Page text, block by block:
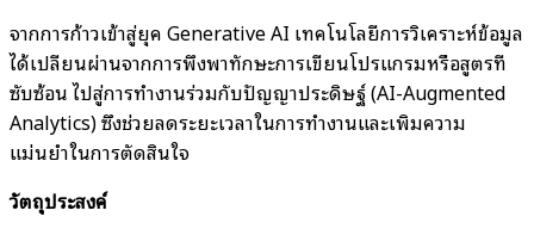
จากการก้าวเข้าสู่ยุค Generative AI เทคโนโลยีการวิเคราะห์ข้อมูล
ได้เปลี่ยนผ่านจากการพึ่งพาทักษะการเขียนโปรแกรมหรือสูตรที่
ซับซ้อน ไปสู่การทำงานร่วมกับปัญญาประดิษฐ์ (AI-Augmented
Analytics) ซึ่งช่วยลดระยะเวลาในการทำงานและเพิ่มความ
แม่นยำในการตัดสินใจ
วัตถุประสงค์